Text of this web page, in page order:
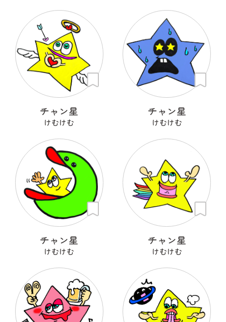
チャン星
けむけむ
チャン星
けむけむ
チャン星
けむけむ
チャン星
けむけむ